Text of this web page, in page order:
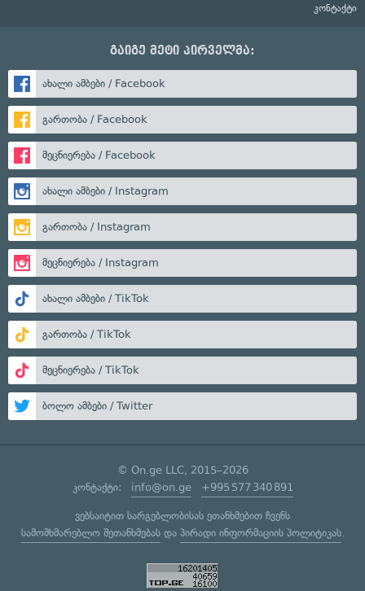
კონტაქტი
გაიგე მეტი პირველმა:
ახალი ამბები / Facebook
გართობა / Facebook
მეცნიერება / Facebook
ახალი ამბები / Instagram
გართობა / Instagram
მეცნიერება / Instagram
ახალი ამბები / TikTok
გართობა / TikTok
მეცნიერება / TikTok
ბოლო ამბები / Twitter
© On.ge LLC, 2015–2026
კონტაქტი: info@on.ge +995 577 340 891
ვებსაიტით სარგებლობისას ეთანხმებით ჩვენს
სამომხმარებლო შეთანხმებასდა პირადი ინფორმაციის პოლიტიკას.